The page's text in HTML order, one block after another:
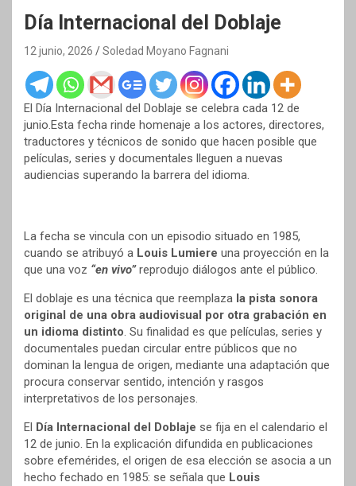
Día Internacional del Doblaje
12 junio, 2026 Soledad Moyano Fagnani
El Día Internacional del Doblaje se celebra cada 12 de
junio.Esta fecha rinde homenaje a los actores, directores,
traductores y técnicos de sonido que hacen posible que
películas, series y documentales lleguen a nuevas
audiencias superando la barrera del idioma.
La fecha se vincula con un episodio situado en 1985,
cuando se atribuyó a Louis Lumiere una proyección en la
que una voz “en vivo”reprodujo diálogos ante el público.
El doblaje es una técnica que reemplaza la pista sonora
original de una obra audiovisual por otra grabación en
un idioma distinto. Su finalidad es que películas, series y
documentales puedan circular entre públicos que no
dominan la lengua de origen, mediante una adaptación que
procura conservar sentido, intención y rasgos
interpretativos de los personajes.
El Día Internacional del Doblaje se fija en el calendario el
12 de junio. En la explicación difundida en publicaciones
sobre efemérides, el origen de esa elección se asocia a un
hecho fechado en 1985: se señala que Louis